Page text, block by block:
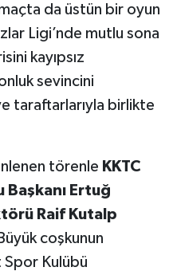
maçta da üstün bir oyun
Ligi’nde mutlu sona
kayıpsız
sevincini
taraftarlarıyla birlikte
törenle KKTC
Ertuğ
Raif Kutalp
coşkunun
Spor Kulübü